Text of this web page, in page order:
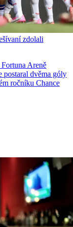
zdolali
Areně
postaral dvěma góly
ročníku Chance